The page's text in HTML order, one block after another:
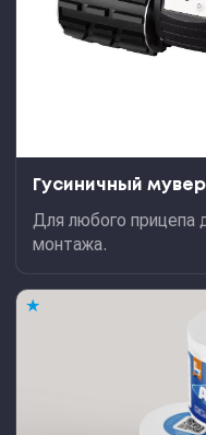
Гусиничный мувер
Для любого прицепа
монтажа.
★